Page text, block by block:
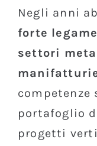
Negli anni
forte
settori
competenze
portafoglio
progetti